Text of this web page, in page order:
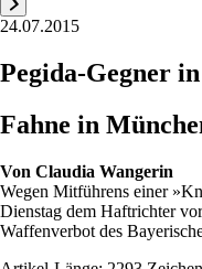
24.07.2015
Pegida-Gegner
Fahne in
Von Claudia Wangerin
Wegen Mitführens einer
Dienstag dem Haftrichter
Waffenverbot des